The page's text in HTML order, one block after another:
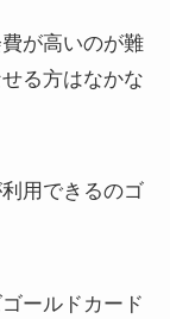
が高いのが難
る方はなかな
用できるのゴ
ールドカード